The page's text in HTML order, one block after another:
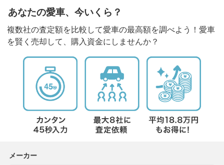
あなたの愛車、今いくら？
複数社の査定額を比較して愛車の最高額を調べよう！愛車
を賢く売却して、購入資金にしませんか？
メーカー